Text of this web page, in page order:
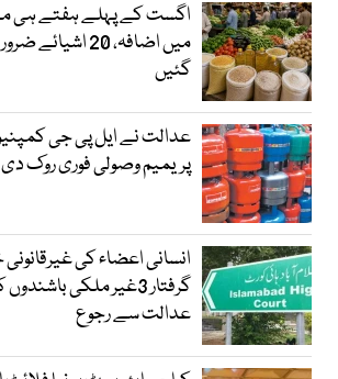
اگست کے پہلے ہفتے ہی
میں اضافہ، 20
گئیں
عدالت نے ایل پی جی
پریمیم وصولی فوری روک دی
انسانی اعضاء کی
گرفتار 3غیر ملکی
عدالت سے رجوع